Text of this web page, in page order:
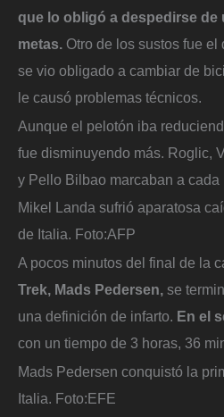
que lo obligó a despedirse de
metas. Otro de los sustos fue
se vio obligado a cambiar de
le causó problemas técnicos.
Aunque el pelotón iba
fue disminuyendo más. Roglic,
y Pello Bilbao marcaban a
Mikel Landa sufrió aparatosa
de Italia. Foto:AFP
A pocos minutos del final de la
Trek, Mads Pedersen, se
una definición de infarto. En el
con un tiempo de 3 horas, 36
Mads Pedersen conquistó la
Italia. Foto:EFE